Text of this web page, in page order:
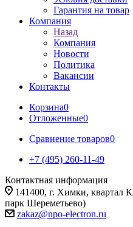
Гарантия на товар
Компания
Назад
Компания
Новости
Политика
Вакансии
Контакты
Корзина0
Отложенные0
Сравнение товаров0
+7 (495) 260-11-49
Контактная информация
141400, г. Химки, квартал
парк Шереметьево)
zakaz@npo-electron.ru